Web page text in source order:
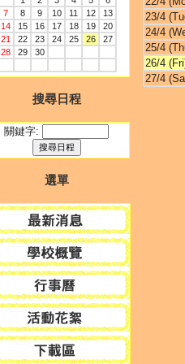
7
8 9 10 11 12
13
14
15 16 17 18 19
20
21
22 23 24 25 26
27
28
29 30
搜尋日程
關鍵字:
選單
23/4
24/4
25/4
26/4
27/4